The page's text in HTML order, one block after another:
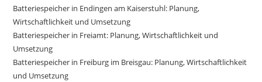
Batteriespeicher in Endingen am Kaiserstuhl: Planung,
Wirtschaftlichkeit und Umsetzung
Batteriespeicher in Freiamt: Planung, Wirtschaftlichkeit und
Umsetzung
Batteriespeicher in Freiburg im Breisgau: Planung, Wirtschaftlichkeit
und Umsetzung